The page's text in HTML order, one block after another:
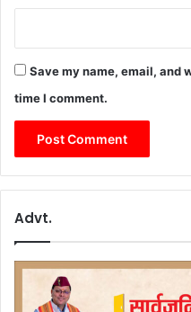
Save my name, email, and
time I comment.
Advt.